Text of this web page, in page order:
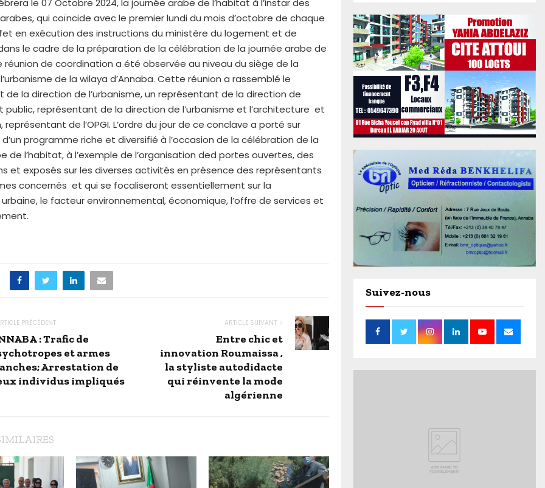
qui coïncide avec le premier lundi du mois d’octobre de chaque
en exécution des instructions du ministère du logement et de
le cadre de la préparation de la célébration de la journée arabe de
réunion de coordination a été observée au niveau du siège de la
de la wilaya d’Annaba. Cette réunion a rassemblé le
de la direction de l’urbanisme, un représentant de la direction de
public, représentant de la direction de l’urbanisme et l’architecture et
de l’OPGI. L’ordre du jour de ce conclave a porté sur
d’un programme riche et diversifié à l’occasion de la célébration de la
de l’habitat, à l’exemple de l’organisation ded portes ouvertes, des
et exposés sur les diverses activités en présence des représentants
concernés et qui se focaliseront essentiellement sur la
le facteur environnemental, économique, l’offre de services et
PRÉCÉDENT
: Trafic de
et armes
Arrestation de
individus impliqués
ARTICLE SUIVANT
Entre chic et
innovation Roumaissa ,
la styliste autodidacte
qui réinvente la mode
algérienne
Suivez-nous